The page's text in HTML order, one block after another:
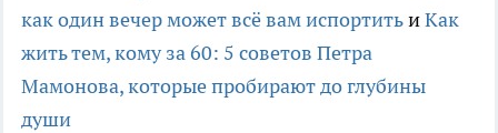
как один вечер может всё вам испортитьиКак
жить тем, кому за 60: 5 советов Петра
Мамонова, которые пробирают до глубины
души